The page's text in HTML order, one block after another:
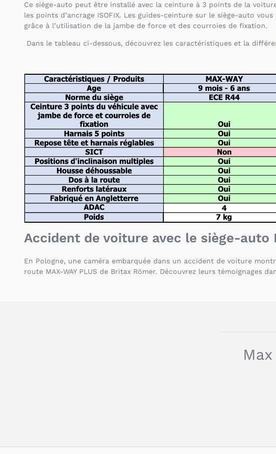
Ce siège-auto peut être installé avec la ceinture à 3 points de la
les points d’ancrage ISOFIX. Les guides-ceinture sur le siège-auto
grâce à l’utilisation de la jambe de force et des courroies de fixation.
Dans le tableau ci-dessous, découvrez les caractéristiques et la
Accident de voiture avec le siège-auto
En Pologne, une caméra embarquée dans un accident de voiture
route MAX-WAY PLUS de Britax Römer. Découvrez leurs témoignages